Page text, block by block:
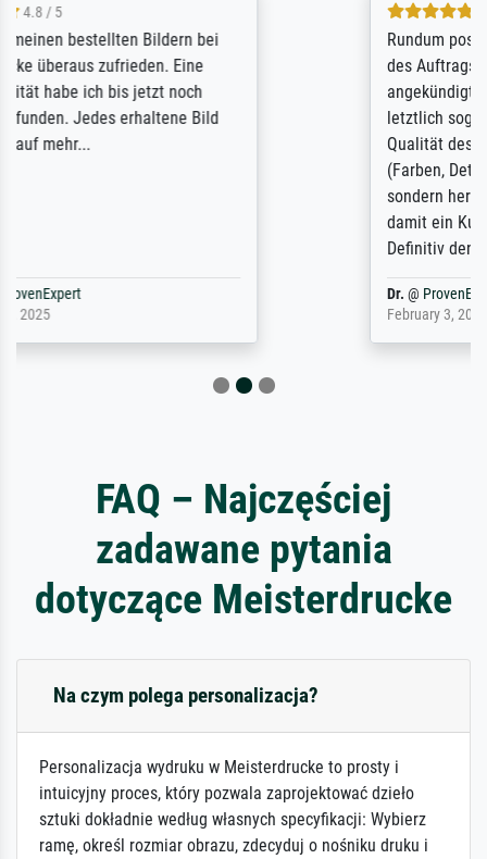
Rundum positive Erfahrung. Die Ausführung
des Auftrags hat eine Weile gedauert, die
angekündigte Lieferzeit wurde aber
letztlich sogar etwas unterschritten. Die
Qualität des Papiers und des Drucks
sondern hervorragend. Selbst ein Druck ist
FAQ – Najczęściej
zadawane pytania
dotyczące Meisterdrucke
Na czym polega personalizacja?
Personalizacja wydruku w Meisterdrucke to prosty i
intuicyjny proces, który pozwala zaprojektować dzieło
sztuki dokładnie według własnych specyfikacji: Wybierz
ramę, określ rozmiar obrazu, zdecyduj o nośniku druku i